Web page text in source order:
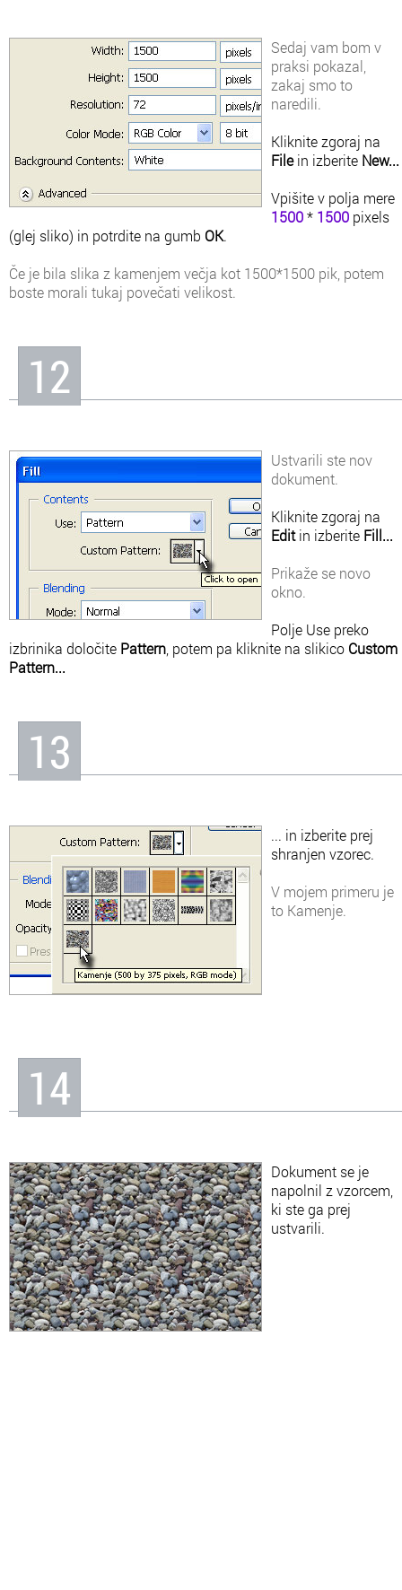
Sedaj vam bom v
praksi pokazal,
zakaj smo to
naredili.
Kliknite zgoraj na
Filein izberite New...
Vpišite v polja mere
1500* 1500 pixels
(glej sliko) in potrdite na gumb OK.
Če je bila slika z kamenjem večja kot 1500*1500 pik, potem
boste morali tukaj povečati velikost.
12
Ustvarili ste nov
dokument.
Kliknite zgoraj na
Editin izberite Fill...
Prikaže se novo
okno.
Polje Use preko
izbrinika določite Pattern , potem pa kliknite na slikico Custom
Pattern...
13
... in izberite prej
shranjen vzorec.
V mojem primeru je
to Kamenje.
14
Dokument se je
napolnil z vzorcem,
ki ste ga prej
ustvarili.